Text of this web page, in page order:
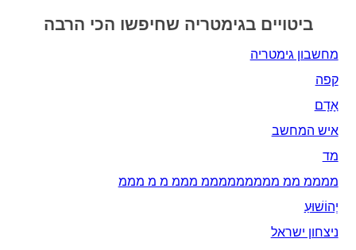
ביטויים בגימטריה שחיפשו הכי הרבה
מחשבון גימטריה
קפה
אָדָם‎
איש המחשב
מד
ממממ ממ מממממממממ מממ מ מ מממ
יְהוֹשׁוּעַ
ניצחון ישראל